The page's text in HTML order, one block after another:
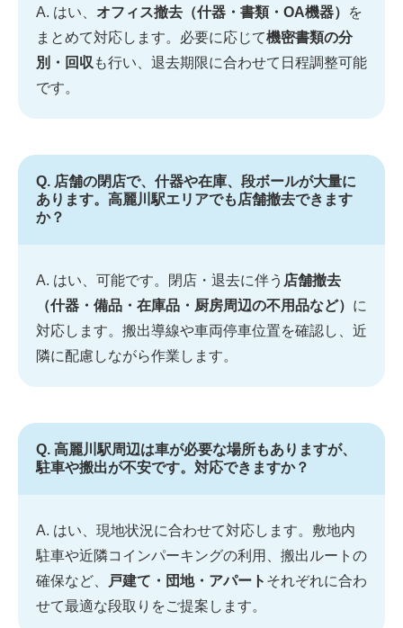
A. はい、 オフィス撤去（什器・書類・OA機器）
を
まとめて対応します。必要に応じて機密書類の分
別・回収 も行い、退去期限に合わせて日程調整可能
です。
Q. 店舗の閉店で、什器や在庫、段ボールが大量に
あります。高麗川駅エリアでも店舗撤去できます
か？
A. はい、可能です。閉店・退去に伴う 店舗撤去
（什器・備品・在庫品・厨房周辺の不用品など） に
対応します。搬出導線や車両停車位置を確認し、近
隣に配慮しながら作業します。
Q. 高麗川駅周辺は車が必要な場所もありますが、
駐車や搬出が不安です。対応できますか？
A. はい、現地状況に合わせて対応します。敷地内
駐車や近隣コインパーキングの利用、搬出ルートの
確保など、
戸建て・団地・アパート それぞれに合わ
せて最適な段取りをご提案します。